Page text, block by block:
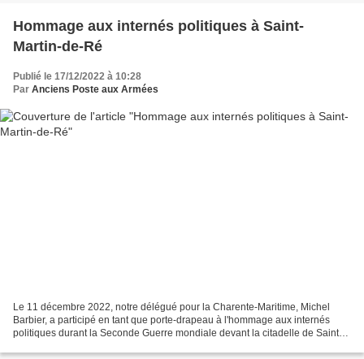
Hommage aux internés politiques à Saint-
Martin-de-Ré
Publié le 17/12/2022 à 10:28
Par Anciens Poste aux Armées
Le 11 décembre 2022, notre délégué pour la Charente-Maritime, Michel
Barbier, a participé en tant que porte-drapeau à l'hommage aux internés
politiques durant la Seconde Guerre mondiale devant la citadelle de Saint-